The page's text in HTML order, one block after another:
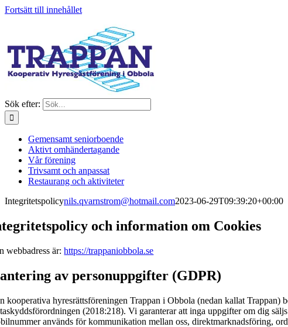
Fortsätt till innehållet
Sök efter:
Gemensamt seniorboende
Aktivt omhändertagande
Vår förening
Trivsamt och anpassat
Restaurang och aktiviteter
Integritetspolicynils.qvarnstrom@hotmail.com2023-06-29T09:39:20+00:00
och information om Cookies
webbadress är:https://trappaniobbola.se
av personuppgifter (GDPR)
kooperativa hyresrättsföreningen Trappan i Obbola (nedan kallat
(2018:218). Vi garanterar att inga uppgifter om dig
används för kommunikation mellan oss, direktmarknadsföring,